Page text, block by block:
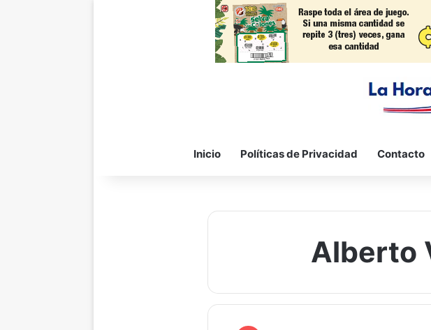
Inicio Políticas de Privacidad Contacto
Alberto